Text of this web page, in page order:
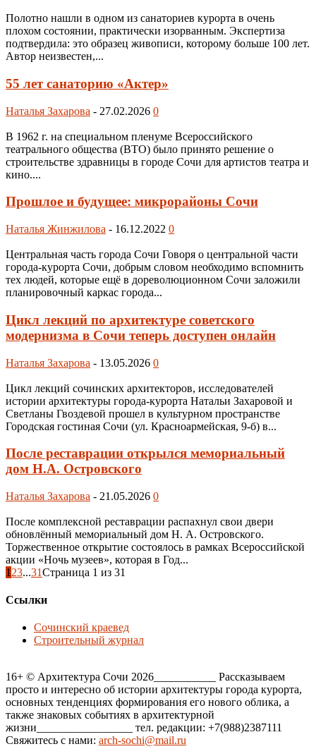
Полотно нашли в одном из санаториев курорта в очень
плохом состоянии, практически изорванным. Экспертиза
подтвердила: это образец живописи, которому больше 100 лет.
Автор неизвестен,...
55 лет санаторию «Актер»
Наталья Захарова - 27.02.2026 0
В 1962 г. на специальном пленуме Всероссийского
театрального общества (ВТО) было принято решение о
строительстве здравницы в городе Сочи для артистов театра и
кино....
Прошлое и будущее: микрорайоны Сочи
Наталья Жинжилова - 16.12.2022 0
Центральная часть города Сочи Говоря о центральной части
города-курорта Сочи, добрым словом необходимо вспомнить
тех людей, которые ещё в дореволюционном Сочи заложили
планировочный каркас города...
Цикл лекций по архитектуре советского
модернизма в Сочи теперь доступен онлайн
Наталья Захарова - 13.05.2026 0
Цикл лекций сочинских архитекторов, исследователей
истории архитектуры города-курорта Натальи Захаровой и
Светланы Гвоздевой прошел в культурном пространстве
Городская гостиная Сочи (ул. Красноармейская, 9-б) в...
После реставрации открылся мемориальный
дом Н.А. Островского
Наталья Захарова - 21.05.2026 0
После комплексной реставрации распахнул свои двери
обновлённый мемориальный дом Н. А. Островского.
Торжественное открытие состоялось в рамках Всероссийской
акции «Ночь музеев», которая в Год...
1 23...31Страница 1 из 31
Ссылки
Сочинский краевед
Строительный журнал
16+ © Архитектура Сочи 2026___________ Рассказываем
просто и интересно об истории архитектуры города курорта,
основных тенденциях формирования его нового облика, а
также знаковых событиях в архитектурной
жизни_________________ тел. редакции: +7(988)2387111
Свяжитесь с нами: arch-sochi@mail.ru